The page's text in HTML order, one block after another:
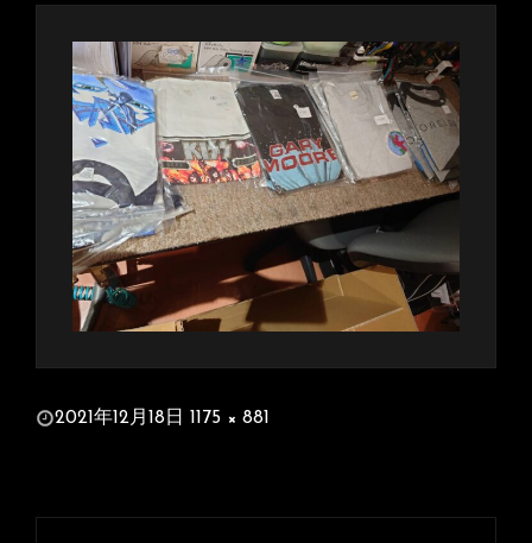
投2021年12月18日 1175 × 881